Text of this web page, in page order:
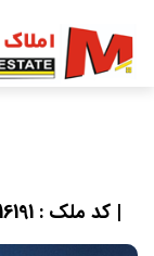
| کد ملک : 16191